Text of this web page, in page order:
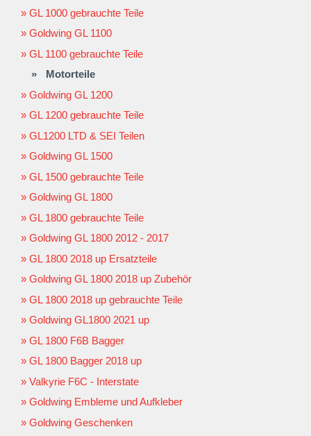
GL 1000 gebrauchte Teile
Goldwing GL 1100
GL 1100 gebrauchte Teile
Motorteile
Goldwing GL 1200
GL 1200 gebrauchte Teile
GL1200 LTD & SEI Teilen
Goldwing GL 1500
GL 1500 gebrauchte Teile
Goldwing GL 1800
GL 1800 gebrauchte Teile
Goldwing GL 1800 2012 - 2017
GL 1800 2018 up Ersatzteile
Goldwing GL 1800 2018 up Zubehör
GL 1800 2018 up gebrauchte Teile
Goldwing GL1800 2021 up
GL 1800 F6B Bagger
GL 1800 Bagger 2018 up
Valkyrie F6C - Interstate
Goldwing Embleme und Aufkleber
Goldwing Geschenken